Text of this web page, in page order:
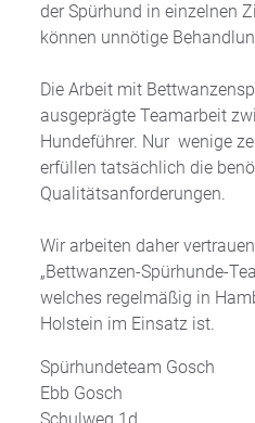
der Spürhund in einzelnen
können unnötige
Die Arbeit mit
ausgeprägte Teamarbeit
Hundeführer. Nur wenige
erfüllen tatsächlich die
Qualitätsanforderungen.
Wir arbeiten daher
„Bettwanzen-Spürhunde-
welches regelmäßig in
Holstein im Einsatz ist.
Spürhundeteam Gosch
Ebb Gosch